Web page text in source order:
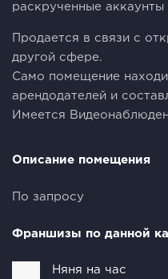
раскрученные
Продается в связи с
другой сфере.
Само помещение
арендодателей и
Имеется
Описание помещения
По запросу
Франшизы по данной
Няня на час